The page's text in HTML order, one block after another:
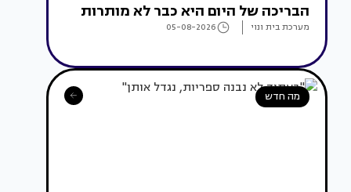
הבריכה של היום היא כבר לא מותרות
מערכת בית ונוי 05-08-2026
מה חדש